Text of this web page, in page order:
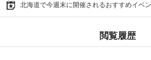
北海道で今週末に開催されるおすすめイベ
閲覧履歴